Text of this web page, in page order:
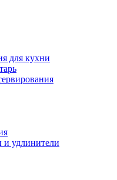
для кухни
и удлинители